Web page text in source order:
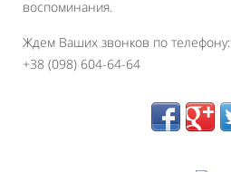
воспоминания.
Ждем Ваших звонков по телефону:
+38 (098) 604-64-64